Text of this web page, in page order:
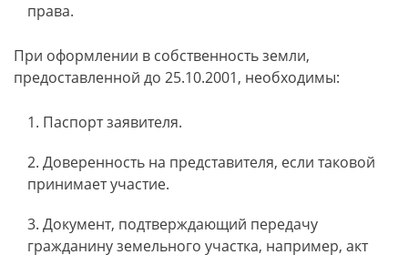
права.
При оформлении в собственность земли,
предоставленной до 25.10.2001, необходимы:
Паспорт заявителя.
Доверенность на представителя, если таковой
принимает участие.
Документ, подтверждающий передачу
гражданину земельного участка, например, акт